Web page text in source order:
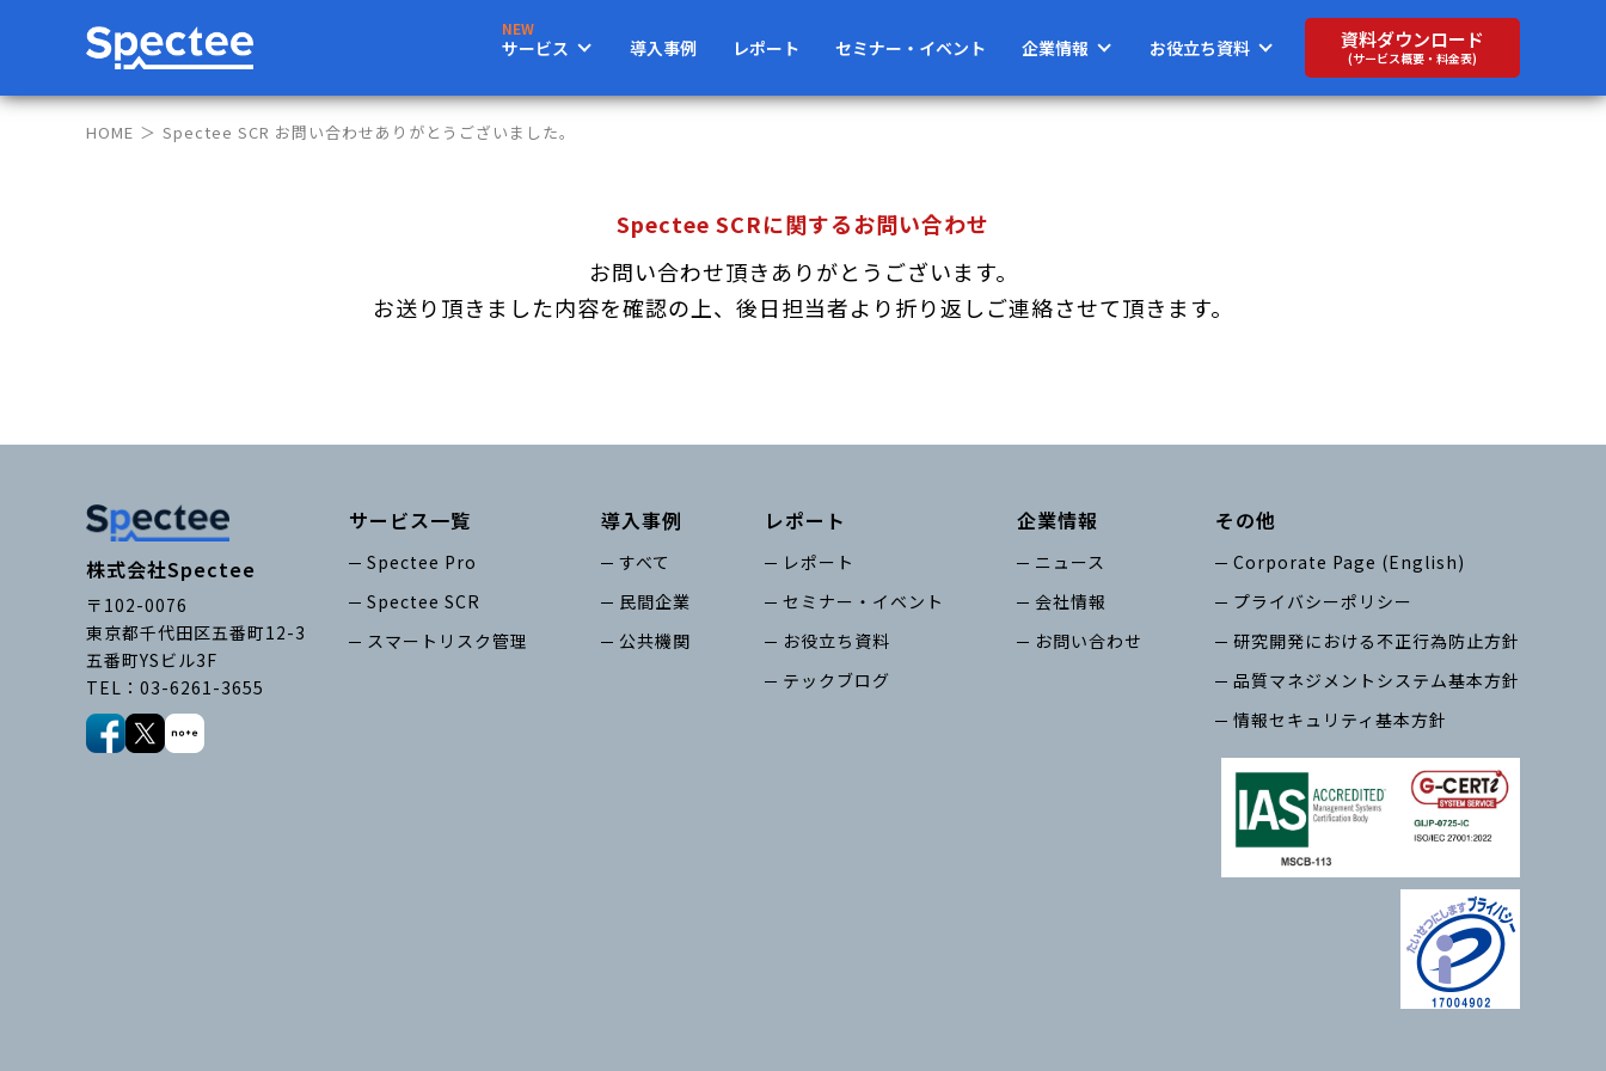
サービス 導入事例 レポート セミナー・イベント 企業情報 お役立ち資料 資料ダウンロード
(サービス概要・料金表)
HOME Spectee SCR お問い合わせありがとうございました。
Spectee SCRに関するお問い合わせ
お問い合わせ頂きありがとうございます。
お送り頂きました内容を確認の上、後日担当者より折り返しご連絡させて頂きます。
株式会社Spectee
〒102-0076
東京都千代田区五番町12-3
五番町YSビル3F
TEL：03-6261-3655
サービス一覧
Spectee Pro
Spectee SCR
スマートリスク管理
導入事例
すべて
民間企業
公共機関
レポート
レポート
セミナー・イベント
お役立ち資料
テックブログ
企業情報
ニュース
会社情報
お問い合わせ
その他
Corporate Page (English)
プライバシーポリシー
研究開発における不正行為防止方針
品質マネジメントシステム基本方針
情報セキュリティ基本方針